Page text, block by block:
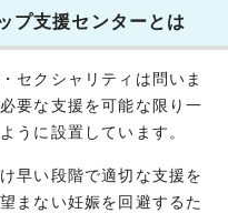
プ支援センターとは
セクシャリティは問いま
要な支援を可能な限り一
うに設置しています。
早い段階で適切な支援を
まない妊娠を回避するた